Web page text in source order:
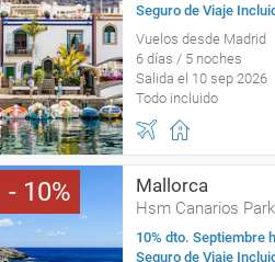
Seguro de Viaje
Vuelos desde Madrid
6 días / 5 noches
Salida el 10 sep 2026
Todo incluido
10 Mallorca
Hsm Canarios Park
10% dto. Septiembre
Seguro de Viaje